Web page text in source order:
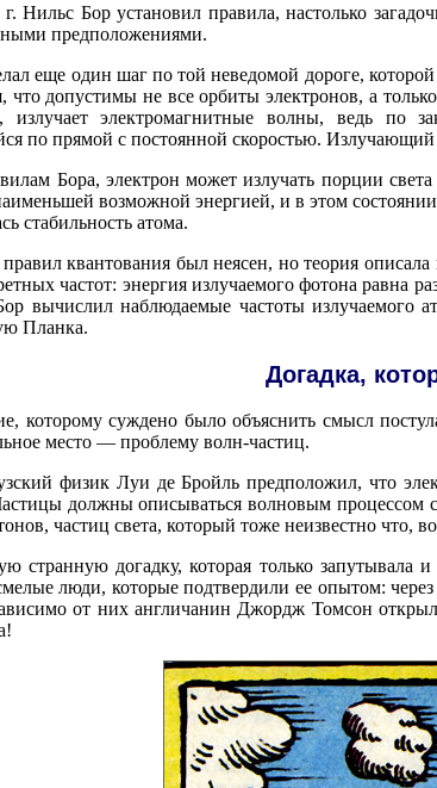
Нильс Бор установил правила, настолько
предположениями.
еще один шаг по той неведомой дороге,
что допустимы не все орбиты электронов, а
излучает электромагнитные волны, ведь по
по прямой с постоянной скоростью.
Бора, электрон может излучать порции
возможной энергией, и в этом
стабильность атома.
квантования был неясен, но теория
частот: энергия излучаемого фотона равна
вычислил наблюдаемые частоты излучаемого
Планка.
Догадка,
которому суждено было объяснить смысл
место — проблему волн-частиц.
физик Луи де Бройль предположил, что
должны описываться волновым процессом
частиц света, который тоже неизвестно что,
странную догадку, которая только
люди, которые подтвердили ее опытом:
от них англичанин Джордж Томсон